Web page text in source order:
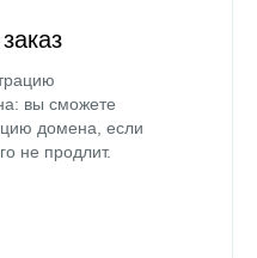
вы сможете
домена, если
не продлит.